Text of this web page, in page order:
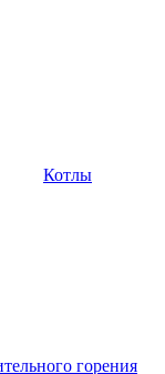
Котлы
горения